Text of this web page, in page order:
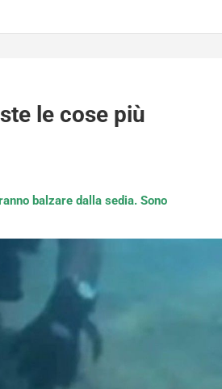
le cose più
balzare dalla sedia. Sono